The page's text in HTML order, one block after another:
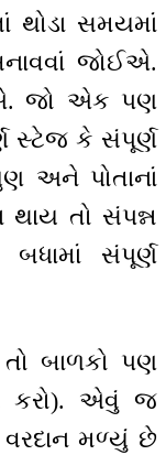
સમયમાં
જોઈએ.
જો એક પણ
સ્ટેજ કે સંપૂર્ણ
અને પોતાનાં
તો સંપન્ન
સંપૂર્ણ
બાળકો પણ
કરો). એવું જ
મળ્યું છે